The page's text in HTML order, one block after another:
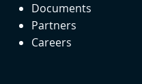
Documents
Partners
Careers